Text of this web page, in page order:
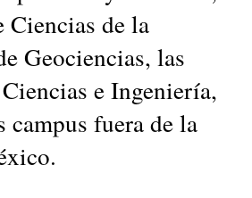
Ciencias de la
Geociencias, las
e Ingeniería,
campus fuera de la